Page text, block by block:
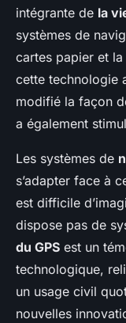
intégrante de la
systèmes de
cartes papier et la
cette technologie
modifié la façon
a également
Les systèmes de
s’adapter face à
est difficile
dispose pas de
du GPS est un
technologique,
un usage civil
nouvelles